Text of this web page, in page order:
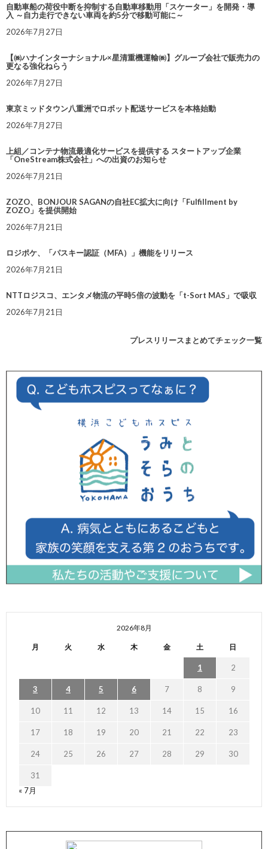
自動車船の荷役中断を抑制する自動車移動用「スケーター」を開発・導
入 ～自力走行できない車両を約5分で移動可能に～
2026年7月27日
【㈱ハナインターナショナル×星清重機運輸㈱】グループ会社で販売力の
更なる強化ねらう
2026年7月27日
東京ミッドタウン八重洲でロボット配送サービスを本格始動
2026年7月27日
上組／コンテナ物流最適化サービスを提供する スタートアップ企業
「OneStream株式会社」への出資のお知らせ
2026年7月21日
ZOZO、BONJOUR SAGANの自社EC拡大に向け「Fulfillment by
ZOZO」を提供開始
2026年7月21日
ロジポケ、「パスキー認証（MFA）」機能をリリース
2026年7月21日
NTTロジスコ、エンタメ物流の平時5倍の波動を「t-Sort MAS」で吸収
2026年7月21日
プレスリリースまとめてチェック一覧
2026年8月
月 火 水 木 金 土 日
1 2
3 4 5 6 7 8 9
10 11 12 13 14 15 16
17 18 19 20 21 22 23
24 25 26 27 28 29 30
31
« 7月